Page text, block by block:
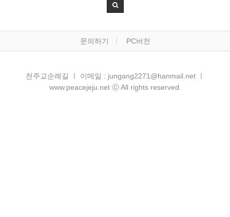
문의하기 PC버전
천주교순례길 ㅣ 이메일 : jungang2271@hanmail.net ㅣ
www.peacejeju.net ⓒ All rights reserved.